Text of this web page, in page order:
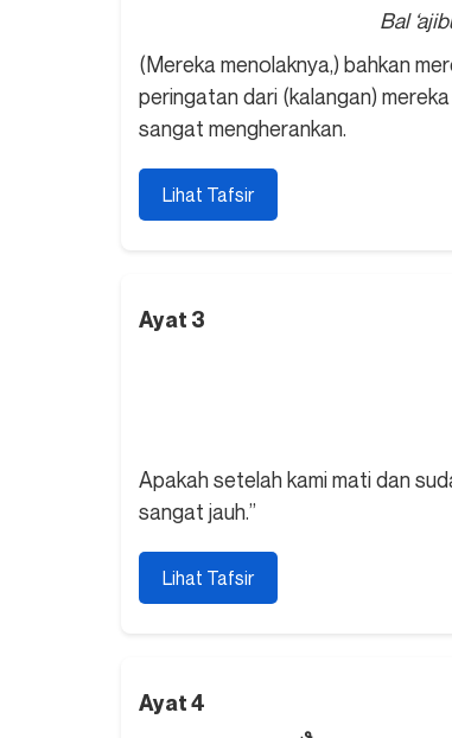
Bal
(Mereka menolaknya,) bahkan
peringatan dari (kalangan)
sangat mengherankan.
Lihat Tafsir
Ayat 3
Apakah setelah kami mati dan
sangat jauh.”
Lihat Tafsir
Ayat 4